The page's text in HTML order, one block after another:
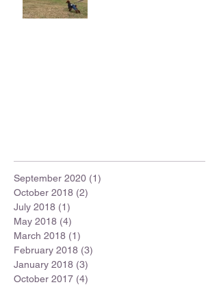
September 2020 (1)
October 2018 (2)
July 2018 (1)
May 2018 (4)
March 2018 (1)
February 2018 (3)
January 2018 (3)
October 2017 (4)